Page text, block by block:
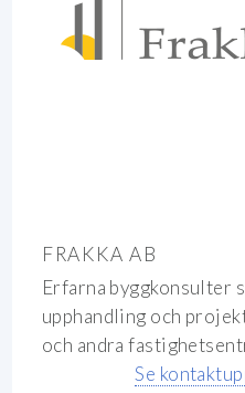
FRAKKA AB
Erfarna byggkonsulter
upphandling och
och andra
Se